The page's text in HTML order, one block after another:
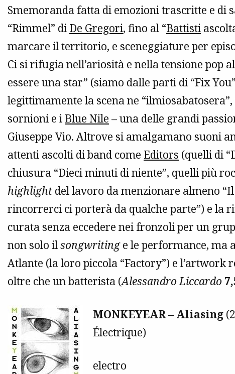
Smemoranda fatta di emozioni trascritte e di
“Rimmel” di De Gregori, fino al “Battisti
marcare il territorio, e sceneggiature per
Ci si rifugia nell’ariosità e nella tensione pop
essere una star” (siamo dalle parti di “Fix
legittimamente la scena ne
sornioni e i Blue Nile – una delle grandi
Giuseppe Vio. Altrove si amalgamano suoni
attenti ascolti di band come Editors (quelli di
chiusura “Dieci minuti di niente”, quelli più
highlight del lavoro da menzionare almeno
rincorrerci ci porterà da qualche parte”) e la
curata senza eccedere nei fronzoli per un
non solo ilsongwritinge le performance, ma
Atlante (la loro piccola “Factory”) e l’artwork
oltre che un batterista (Alessandro Liccardo
MONKEYEAR – Aliasing
Électrique)
electro